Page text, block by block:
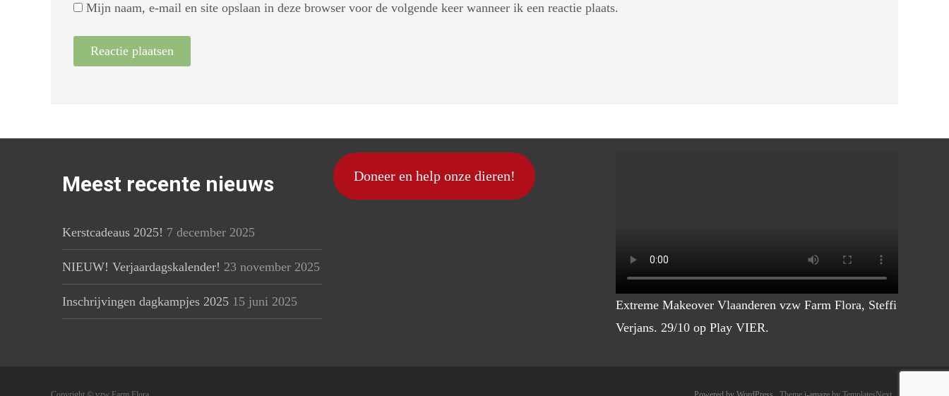
Mijn naam, e-mail en site opslaan in deze browser voor de volgende keer wanneer ik een reactie plaats.
Meest recente nieuws
Kerstcadeaus 2025! 7 december 2025
NIEUW! Verjaardagskalender! 23 november 2025
Inschrijvingen dagkampjes 2025 15 juni 2025
Doneer en help onze dieren!
Extreme Makeover Vlaanderen vzw Farm Flora, Steffi
Verjans. 29/10 op Play VIER.